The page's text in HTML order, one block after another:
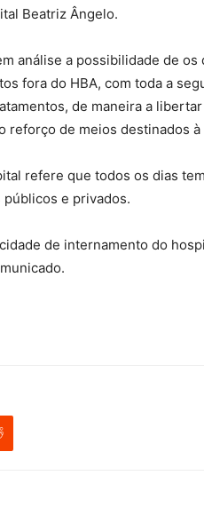
Beatriz Ângelo.
análise a possibilidade de
fora do HBA, com toda a
de maneira a
reforço de meios destinados à
refere que todos os dias
e privados.
de internamento do